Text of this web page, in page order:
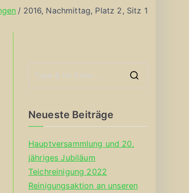
2016, Nachmittag, Platz 2, Sitz 1
Neueste Beiträge
Hauptversammlung und 20.
jähriges Jubiläum
Teichreinigung 2022
Reinigungsaktion an unseren